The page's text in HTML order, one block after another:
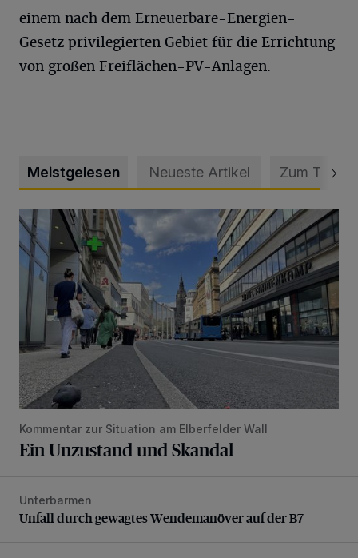
einem nach dem Erneuerbare-Energien-
Gesetz privilegierten Gebiet für die Errichtung
von großen Freiflächen-PV-Anlagen.
Meistgelesen Neueste Artikel Zum Thema
Ein Unzustand und Skandal
Kommentar zur Situation am Elberfelder Wall
Ein Unzustand und Skandal
Unfall durch gewagtes Wendemanöver auf der B7
Unterbarmen
Unfall durch gewagtes Wendemanöver auf der B7